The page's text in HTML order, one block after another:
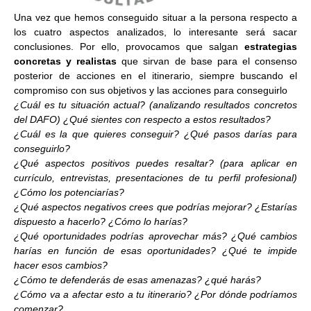
Una vez que hemos conseguido situar a la persona respecto a
los cuatro aspectos analizados, lo interesante será sacar
conclusiones. Por ello, provocamos que salgan estrategias
concretas y realistasque sirvan de base para el consenso
posterior de acciones en el itinerario, siempre buscando el
compromiso con sus objetivos y las acciones para conseguirlo
¿Cuál es tu situación actual? (analizando resultados concretos
del DAFO) ¿Qué sientes con respecto a estos resultados?
¿Cuál es la que quieres conseguir? ¿Qué pasos darías para
conseguirlo?
¿Qué aspectos positivos puedes resaltar? (para aplicar en
currículo, entrevistas, presentaciones de tu perfil profesional)
¿Cómo los potenciarías?
¿Qué aspectos negativos crees que podrías mejorar? ¿Estarías
dispuesto a hacerlo? ¿Cómo lo harías?
¿Qué oportunidades podrías aprovechar más? ¿Qué cambios
harías en función de esas oportunidades? ¿Qué te impide
hacer esos cambios?
¿Cómo te defenderás de esas amenazas? ¿qué harás?
¿Cómo va a afectar esto a tu itinerario? ¿Por dónde podríamos
comenzar?